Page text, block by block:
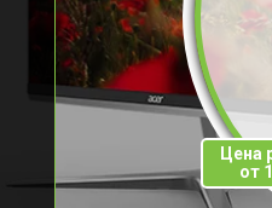
Цена
от